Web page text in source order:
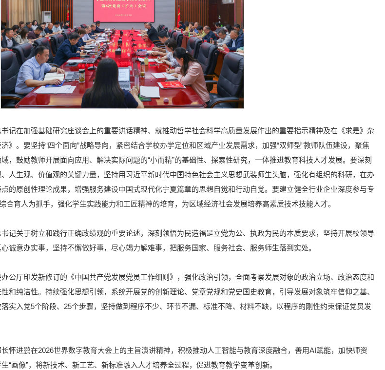
记在加强基础研究座谈会上的重要讲话精神、就推动哲学社会科学高质量发展作出的重要指示精神及在《求是》杂
》。要坚持“四个面向”战略导向，紧密结合学校办学定位和区域产业发展需求，加强“双师型”教师队伍建设，聚焦
，鼓励教师开展面向应用、解决实际问题的“小而精”的基础性、探索性研究，一体推进教育科技人才发展。要深刻
人生观、价值观的关键力量，坚持用习近平新时代中国特色社会主义思想武装师生头脑，强化有组织的科研，在办
的原创性理论成果，增强服务建设中国式现代化宁夏篇章的思想自觉和行动自觉。要建立健全行业企业深度参与专
合育人为抓手，强化学生实践能力和工匠精神的培育，为区域经济社会发展培养高素质技术技能人才。
记关于树立和践行正确政绩观的重要论述，深刻领悟为民造福是立党为公、执政为民的本质要求，坚持开展校领导
诚意办实事，坚持不懈做好事，尽心竭力解难事，把服务国家、服务社会、服务师生落到实处。
公厅印发新修订的《中国共产党发展党员工作细则》，强化政治引领，全面考察发展对象的政治立场、政治态度和
和纯洁性。持续强化思想引领，系统开展党的创新理论、党章党规和党史国史教育，引导发展对象筑牢信仰之基、
实入党5个阶段、25个步骤，坚持做到程序不少、环节不漏、标准不降、材料不缺，以程序的刚性约束保证党员发
怀进鹏在2026世界数字教育大会上的主旨演讲精神，积极推动人工智能与教育深度融合，善用AI赋能，加快师资
“画像”，将新技术、新工艺、新标准融入人才培养全过程，促进教育教学变革创新。